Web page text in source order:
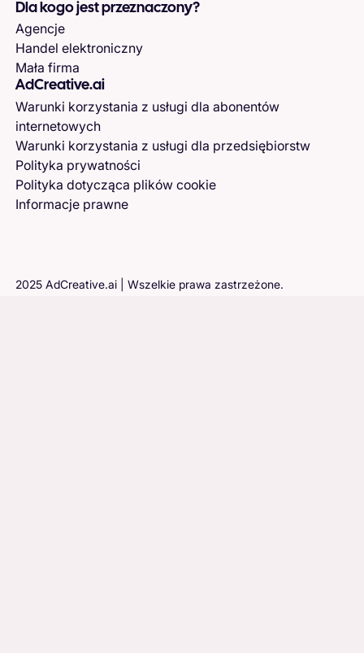
Dla kogo jest przeznaczony?
Agencje
Handel elektroniczny
Mała firma
AdCreative.ai
Warunki korzystania z usługi dla abonentów
internetowych
Warunki korzystania z usługi dla przedsiębiorstw
Polityka prywatności
Polityka dotycząca plików cookie
Informacje prawne
2025 AdCreative.ai | Wszelkie prawa zastrzeżone.